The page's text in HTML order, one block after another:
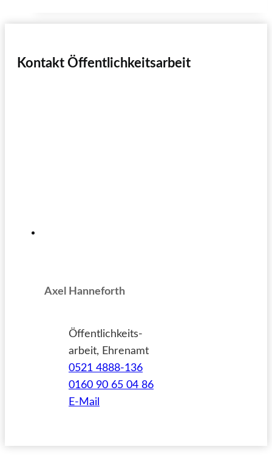
Bogenschießen
Kontakt Öffentlichkeitsarbeit
Axel Hanneforth
Öffentlichkeits-
arbeit, Ehrenamt
0521 4888-136
0160 90 65 04 86
E-Mail